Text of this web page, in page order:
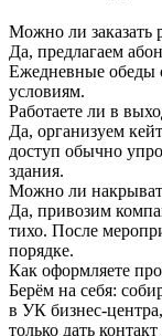
Можно ли заказать
Да, предлагаем
Ежедневные
условиям.
Работаете ли в
Да, организуем
доступ обычно
здания.
Можно ли
Да, привозим
тихо. После
порядке.
Как оформляете
Берём на себя:
в УК бизнес-
только дать